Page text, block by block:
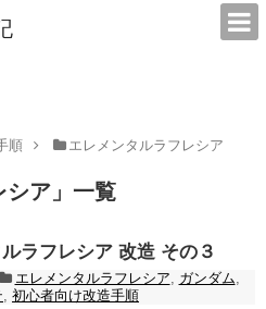
順 エレメンタルラフレシア
シア 」 一覧
ラフレシア 改造 その３
エレメンタルラフレシア, ガンダム,
, 初心者向け改造手順